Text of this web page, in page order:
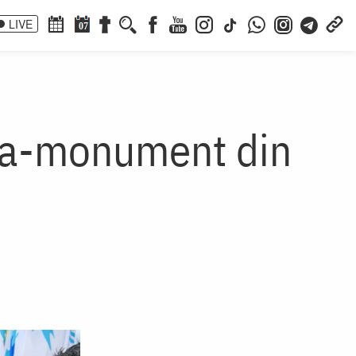
LIVE 07
monument din